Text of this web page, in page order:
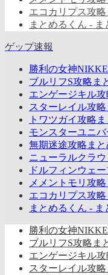
エコカリプス攻
まとめるくん -
ゲップ速報
勝利の女神
ブルリフS攻略ま
エンゲージキル
スターレイル攻
トワツガイ攻略
モンスターユニ
無期迷途攻略まと
ニューラルクラ
ドルフィンウェ
メメントモリ攻
エコカリプス攻
まとめるくん -
勝利の女神
ブルリフS攻略ま
エンゲージキル
スターレイル攻